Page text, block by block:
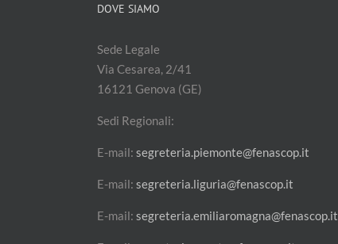
DOVE SIAMO
Sede Legale
Via Cesarea, 2/41
16121 Genova (GE)
Sedi Regionali:
E-mail: segreteria.piemonte@fenascop.it
E-mail: segreteria.liguria@fenascop.it
E-mail: segreteria.emiliaromagna@fenascop.it